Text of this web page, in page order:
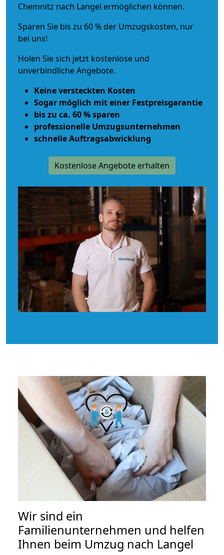
Chemnitz nach Langel ermöglichen können.
Sparen Sie bis zu 60 % der Umzugskosten, nur
bei uns!
Holen Sie sich jetzt kostenlose und
unverbindliche Angebote.
Keine versteckten Kosten
Sogar möglich mit einer Festpreisgarantie
bis zu ca. 60 % sparen
professionelle Umzugsunternehmen
schnelle Auftragsabwicklung
Kostenlose Angebote erhalten
Wir sind ein
Familienunternehmen und helfen
Ihnen beim Umzug nach Langel